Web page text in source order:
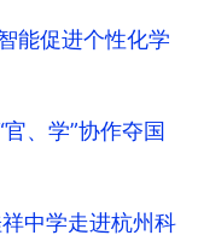
能促进个性化学
、学”协作夺国
中学走进杭州科